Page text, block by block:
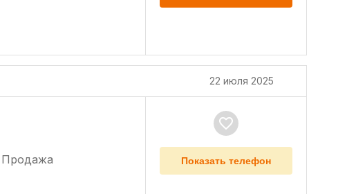
22 июля 2025
Продажа Показать телефон